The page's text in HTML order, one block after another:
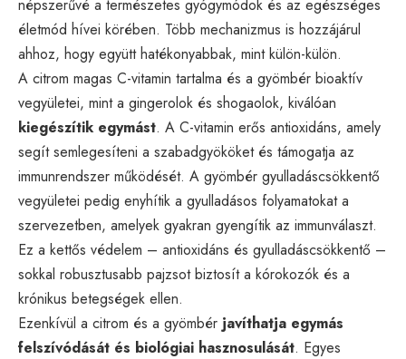
népszerűvé a természetes gyógymódok és az egészséges
életmód hívei körében. Több mechanizmus is hozzájárul
ahhoz, hogy együtt hatékonyabbak, mint külön-külön.
A citrom magas C-vitamin tartalma és a gyömbér bioaktív
vegyületei, mint a gingerolok és shogaolok, kiválóan
kiegészítik egymást. A C-vitamin erős antioxidáns, amely
segít semlegesíteni a szabadgyököket és támogatja az
immunrendszer működését. A gyömbér gyulladáscsökkentő
vegyületei pedig enyhítik a gyulladásos folyamatokat a
szervezetben, amelyek gyakran gyengítik az immunválaszt.
Ez a kettős védelem – antioxidáns és gyulladáscsökkentő –
sokkal robusztusabb pajzsot biztosít a kórokozók és a
krónikus betegségek ellen.
Ezenkívül a citrom és a gyömbér javíthatja egymás
felszívódását és biológiai hasznosulását. Egyes